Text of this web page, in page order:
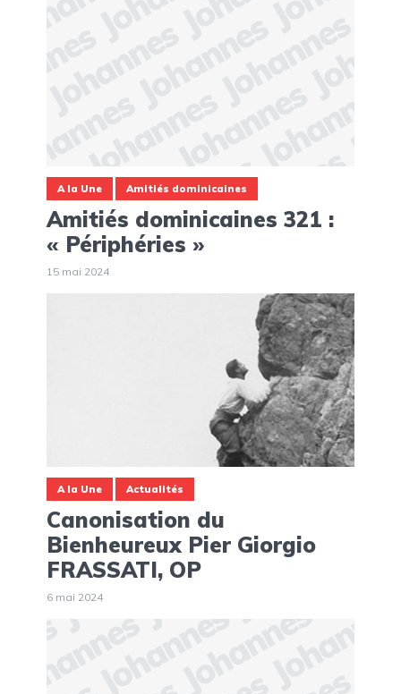
A la Une Amitiés dominicaines
Amitiés dominicaines 321 :
« Périphéries »
15 mai 2024
A la Une Actualités
Canonisation du
Bienheureux Pier Giorgio
FRASSATI, OP
6 mai 2024